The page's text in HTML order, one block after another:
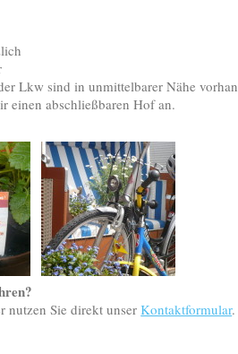
Lkw sind in unmittelbarer Nähe
einen abschließbaren Hof an.
nutzen Sie direkt unserKontaktformular.